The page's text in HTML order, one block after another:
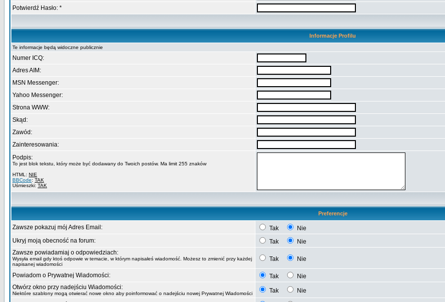
Potwierdź Hasło: *
Informacje Profilu
Te informacje będą widoczne publicznie
Numer ICQ:
Adres AIM:
MSN Messenger:
Yahoo Messenger:
Strona WWW:
Skąd:
Zawód:
Zainteresowania:
Podpis:
To jest blok tekstu, który może być dodawany do Twoich postów. Ma limit 255 znaków
HTML: NIE
BBCode: TAK
Uśmieszki: TAK
Preferencje
Zawsze pokazuj mój Adres Email: Tak
Nie
Ukryj moją obecność na forum:
Tak
Nie
Zawsze powiadamiaj o odpowiedziach:
Wysyła email gdy ktoś odpowie w temacie, w którym napisałeś wiadomość. Możesz to zmienić przy każdej
napisanej wiadomości
Tak Nie
Powiadom o Prywatnej Wiadomości: Tak
Nie
Otwórz okno przy nadejściu Wiadomości:
Niektóre szablony mogą otwierać nowe okno aby poinformować o nadejściu nowej Prywatnej Wiadomości Tak
Nie